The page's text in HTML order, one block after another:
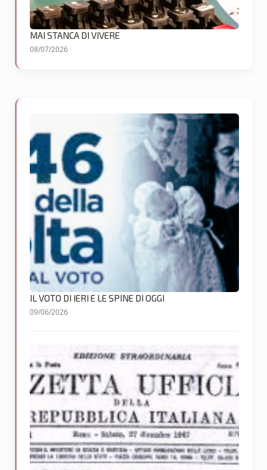
MAI STANCA DI VIVERE
08/07/2026
IL VOTO DI IERI E LE SPINE DI OGGI
09/06/2026